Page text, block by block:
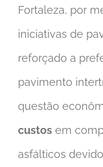
Fortaleza, por
iniciativas de
reforçado a
pavimento
questão
custos em
asfálticos